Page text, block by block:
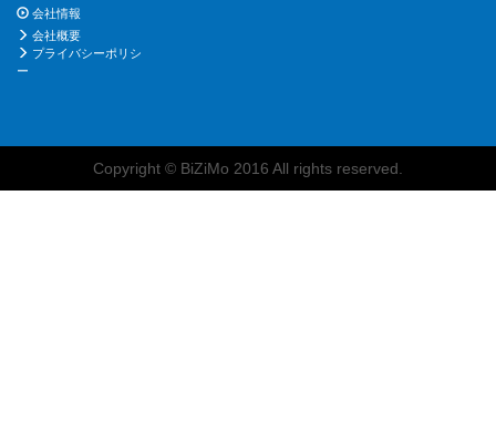
会社情報
会社概要
プライバシーポリシ
ー
Copyright © BiZiMo 2016 All rights reserved.